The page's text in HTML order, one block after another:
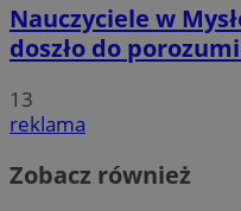
Nauczyciele w
doszło do
13
reklama
Zobacz również